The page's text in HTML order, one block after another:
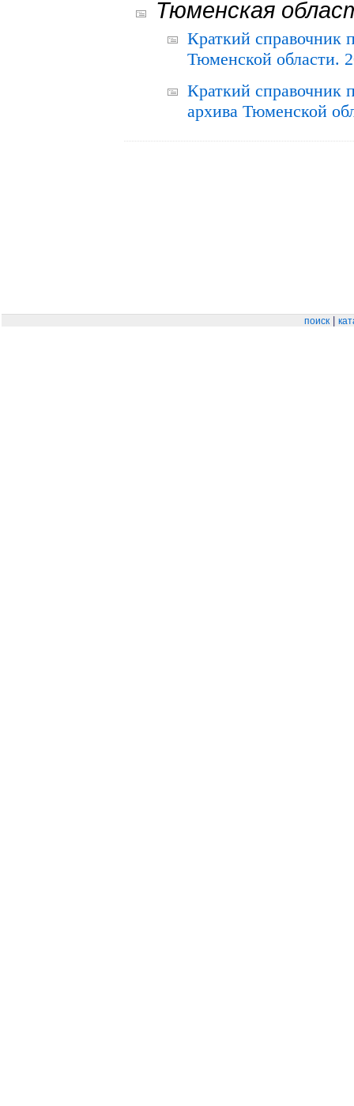
Тюменская
Краткий справочник
Тюменской области.
Краткий справочник
архива Тюменской
поиск